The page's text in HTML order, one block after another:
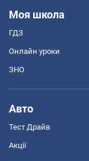
Моя школа
ГДЗ
Онлайн уроки
ЗНО
Авто
Тест Драйв
Акції